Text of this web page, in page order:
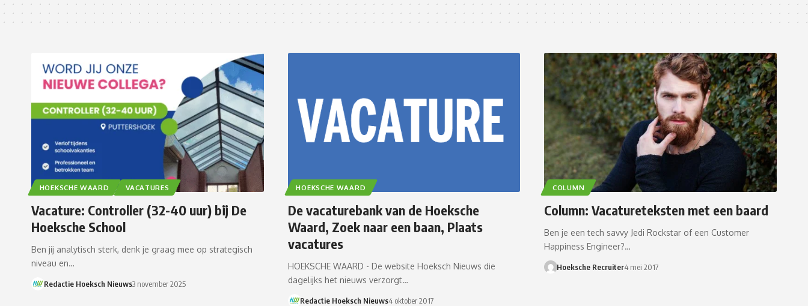
HOEKSCHE WAARD VACATURES
Vacature: Controller (32-40 uur) bij De
Hoeksche School
Ben jij analytisch sterk, denk je graag mee op strategisch
niveau en…
Redactie Hoeksch Nieuws3 november 2025
HOEKSCHE WAARD
De vacaturebank van de Hoeksche
Waard, Zoek naar een baan, Plaats
vacatures
HOEKSCHE WAARD - De website Hoeksch Nieuws die
dagelijks het nieuws verzorgt…
Redactie Hoeksch Nieuws4 oktober 2017
COLUMN
Column: Vacatureteksten met een baard
Ben je een tech savvy Jedi Rockstar of een Customer
Happiness Engineer?…
Hoeksche Recruiter4 mei 2017